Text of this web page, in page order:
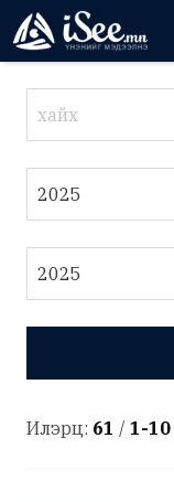
Илэрц: 61 / 1-10